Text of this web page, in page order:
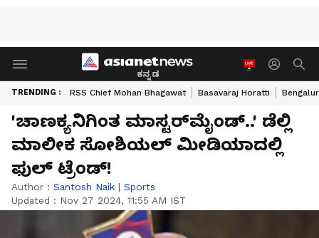
ಕನ್ನಡ
TRENDING : RSS Chief Mohan Bhagawat Basavaraj Horatti
'ಚಾಣಕ್ಯನಿಗಿಂತ ಮಾಸ್ಟರ್‌ಮೈಂಡ್‌..' ಡೆಲ್ಲಿ
ಮಾಲೀಕ ಸೋಶಿಯಲ್‌ ಮೀಡಿಯಾದಲ್ಲಿ
ಫುಲ್‌ ಟ್ರೆಂಡ್‌!
Author : Santosh Naik | Sports
Updated : Nov 27 2024, 11:55 AM IST